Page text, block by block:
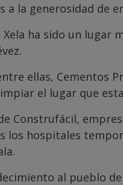
la generosidad de
ha sido un lugar
ellas, Cementos
el lugar que
Construfácil,
los hospitales
al pueblo